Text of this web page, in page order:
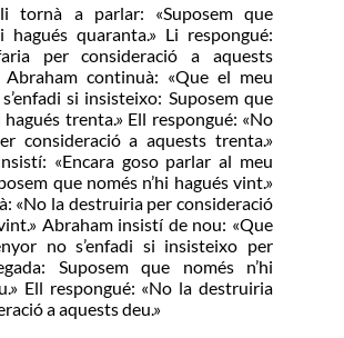
tornà a parlar: «Suposem que
hagués quaranta.» Li respongué:
per consideració a aquests
Abraham continuà: «Que el meu
si insisteixo: Suposem que
hagués trenta.» Ell respongué: «No
consideració a aquests trenta.»
«Encara goso parlar al meu
que només n’hi hagués vint.»
«No la destruiria per consideració
Abraham insistí de nou: «Que
no s’enfadi si insisteixo per
Suposem que només n’hi
Ell respongué: «No la destruiria
a aquests deu.»